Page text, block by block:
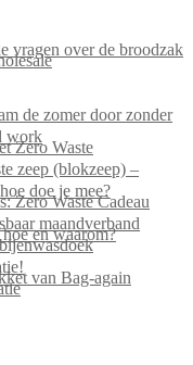
vragen over de broodzak
de zomer door zonder
work
Zero Waste
zeep (blokzeep) –
doe je mee?
Zero Waste Cadeau
maandverband
en waarom?
van Bag-again